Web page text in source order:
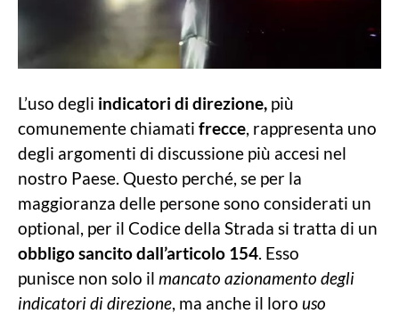
L’uso degli indicatori di direzione, più
comunemente chiamati frecce, rappresenta uno
degli argomenti di discussione più accesi nel
nostro Paese. Questo perché, se per la
maggioranza delle persone sono considerati un
optional, per il Codice della Strada si tratta di un
obbligo sancito dall’articolo 154. Esso
punisce non solo il mancato azionamento degli
indicatori di direzione, ma anche il loro uso